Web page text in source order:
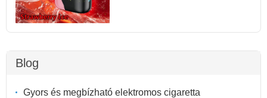
Blog
Gyors és megbízható elektromos cigaretta